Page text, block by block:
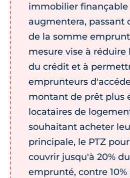
immobilier finançable
augmentera, passant
de la somme
mesure vise à réduire
du crédit et à
emprunteurs
montant de prêt plus
locataires de
souhaitant acheter
principale, le PTZ
couvrir jusqu'à 20%
emprunté, contre